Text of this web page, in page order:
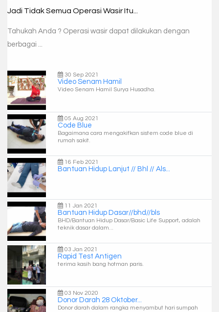
Jadi Tidak Semua Operasi Wasir Itu...
Tahukah Anda ? Operasi wasir dapat dilakukan dengan
berbagai ...
30 Sep 2021
Video Senam Hamil
Video Senam Hamil Surya Husadha.
05 Aug 2021
Code Blue
Bagaimana cara mengakifkan sistem code blue di
rumah sakit.
16 Feb 2021
Bantuan Hidup Lanjut // Bhl // Als...
11 Jan 2021
Bantuan Hidup Dasar//bhd//bls
BHD/Bantuan Hidup Dasar/Basic Life Support, adalah
teknik dasar dalam...
03 Jan 2021
Rapid Test Antigen
terima kasih bang hotman paris.
03 Nov 2020
Donor Darah 28 Oktober...
Donor darah dalam rangka menyambut hari sumpah